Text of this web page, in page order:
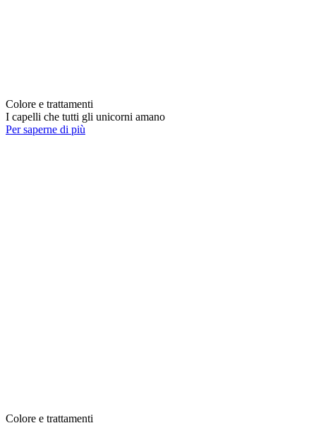
Colore e trattamenti
I capelli che tutti gli unicorni amano
Per saperne di più
Colore e trattamenti